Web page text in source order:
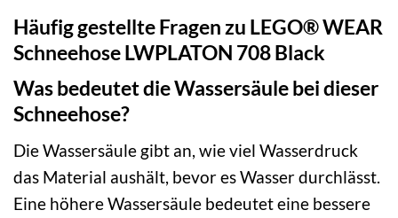
Häufig gestellte Fragen zu LEGO® WEAR
Schneehose LWPLATON 708 Black
Was bedeutet die Wassersäule bei dieser
Schneehose?
Die Wassersäule gibt an, wie viel Wasserdruck
das Material aushält, bevor es Wasser durchlässt.
Eine höhere Wassersäule bedeutet eine bessere